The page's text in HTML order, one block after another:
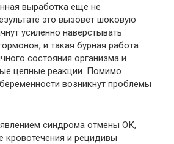
выработка еще не
это вызовет шоковую
усиленно наверстывать
и такая бурная работа
состояния организма и
цепные реакции. Помимо
возникнут проблемы
синдрома отмены ОК,
кровотечения и рецидивы